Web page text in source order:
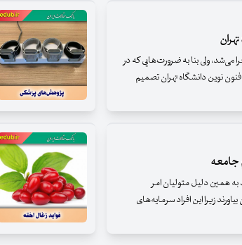
می‌شد، ولی بنا به ضرورت‌هایی که در
نوین دانشگاه تهران تصمیم
جامعه
به همین دلیل متولیان امر
زیرا این افراد سرمایه‌های